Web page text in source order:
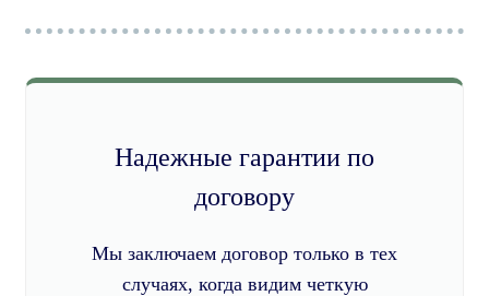
Надежные гарантии по
договору
Мы заключаем договор только в тех
случаях, когда видим четкую